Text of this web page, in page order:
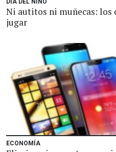
DÍA DEL NIÑO
Ni autitos ni muñecas: los
jugar
ECONOMÍA